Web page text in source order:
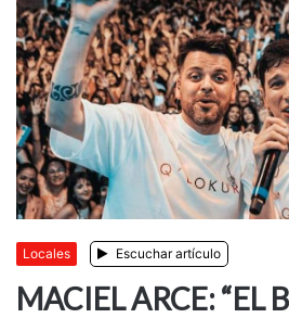
Locales Escuchar artículo
MACIEL ARCE: “EL